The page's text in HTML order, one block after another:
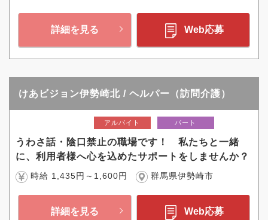
詳細を見る Web応募
けあビジョン伊勢崎北 / ヘルパー（訪問介護）
アルバイト パート
うわさ話・陰口禁止の職場です！ 私たちと一緒
に、利用者様へ心を込めたサポートをしませんか？
時給 1,435円～1,600円 群馬県伊勢崎市
詳細を見る Web応募